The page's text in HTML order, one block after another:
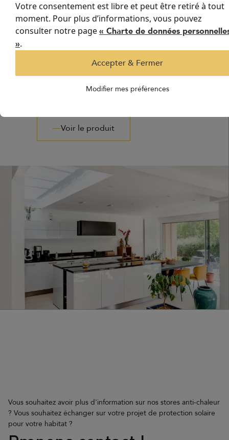
Conçus pour s'adapter aux dimensions spécifiques des
ouvertures Skydome, nos stores peuvent être fabriqués sur
mesure.
Store vélum sur rails :
Voir le produit
Vous souhaitez avoir plus d'information sur nos stores anti-chaleur
? Vous souhaitez échanger sur votre projet de protection solaire
pour votre habitat ?
Votre consentement est libre et peut être retiré à tout
moment. Pour plus d’informations, vous pouvez
consulter notre page« Charte de données
».
Accepter & Fermer
Modifier mes préférences